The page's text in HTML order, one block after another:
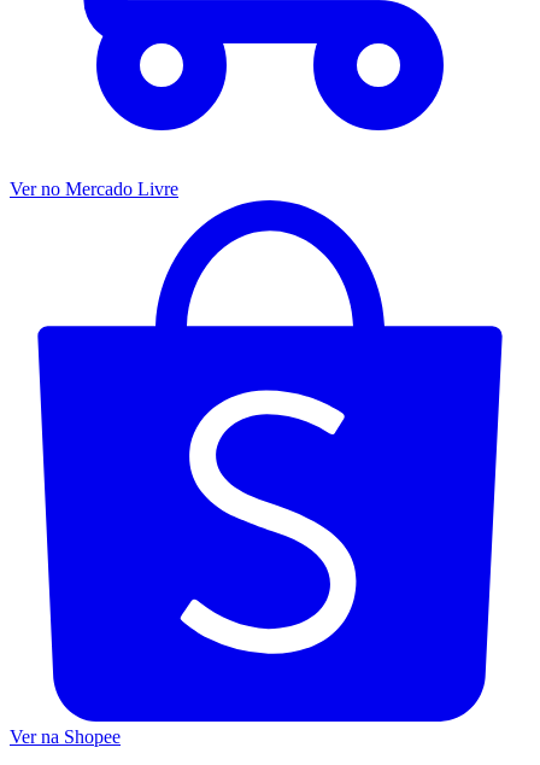
Ver no Mercado Livre
Ver na Shopee